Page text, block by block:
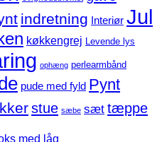
indretning Interiør Jul
køkkengrej Levende lys
ophæng perlearmbånd
pude med fyld Pynt
stue sæbe sæt tæppe